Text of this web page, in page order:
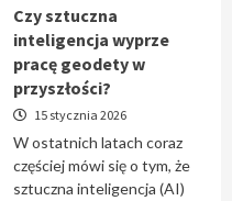
Czy sztuczna
inteligencja wyprze
pracę geodety w
przyszłości?
15 stycznia 2026
W ostatnich latach coraz
częściej mówi się o tym, że
sztuczna inteligencja (AI)